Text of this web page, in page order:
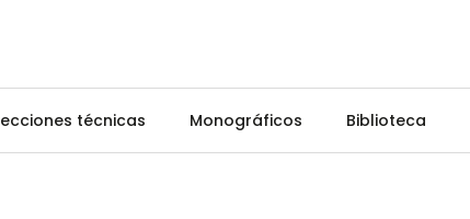
técnicas Monográficos Biblioteca